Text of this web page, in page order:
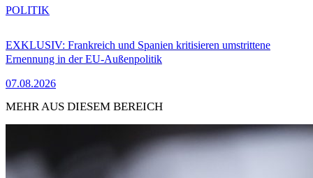
EXKLUSIV: Frankreich und Spanien kritisieren umstrittene
Ernennung in der EU-Außenpolitik
07.08.2026
POLITIK
MEHR AUS DIESEM BEREICH